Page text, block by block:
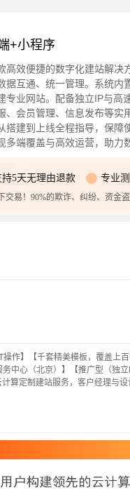
+小程序
高效便捷的数字化建站解决
据互通、统一管理。系统
专业网站。配备独立IP与高
、会员管理、信息发布等
搭建到上线全程指导，保
多端覆盖与高效运营，助力
持5天无理由退款 专业
交易！90%的欺诈、纠纷、资金
操作】【千套精美模板，覆盖上
中心（北京）】【推广型（独
算定制建站服务，客户经理与